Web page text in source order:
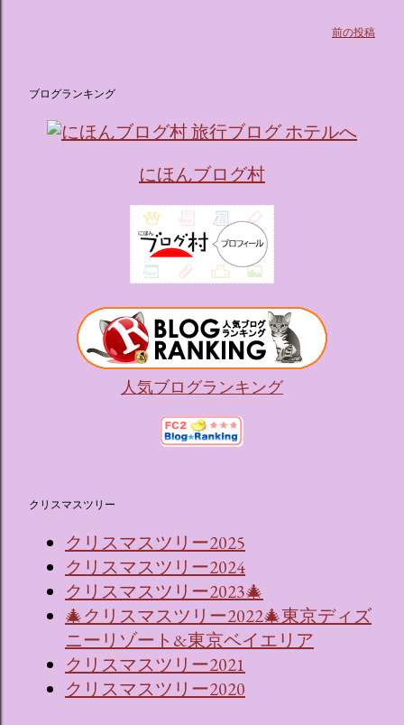
前の投稿
ブログランキング
にほんブログ村
人気ブログランキング
クリスマスツリー
クリスマスツリー2025
クリスマスツリー2024
クリスマスツリー2023🎄
🎄クリスマスツリー2022🎄東京ディズ
ニーリゾート&東京ベイエリア
クリスマスツリー2021
クリスマスツリー2020